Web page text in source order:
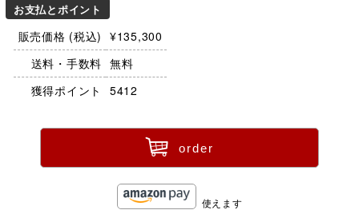
お支払とポイント
販売価格 (税込) ¥135,300
送料・手数料 無料
獲得ポイント
5412
ü order
使えます